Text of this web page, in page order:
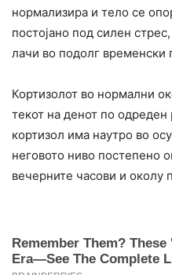
нормализира и тело се
постојано под силен
лачи во подолг временски
Кортизолот во нормални
текот на денот по одреден
кортизол има наутро во
неговото ниво постепено
вечерните часови и околу